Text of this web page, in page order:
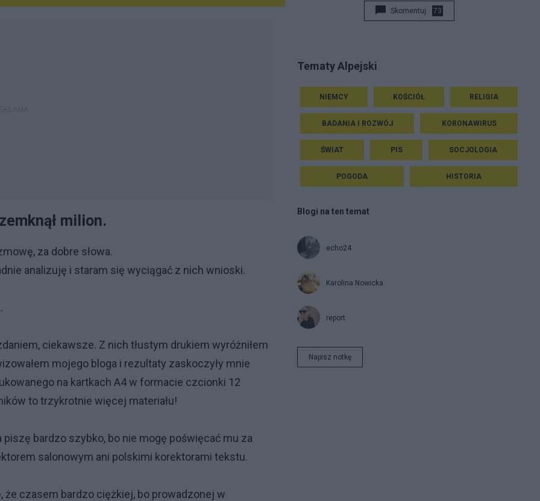
milion.
za dobre słowa.
analizuję i staram się wyciągać z nich wnioski.
ciekawsze. Z nich tłustym drukiem wyróżniłem
mojego bloga i rezultaty zaskoczyły mnie
na kartkach A4 w formacie czcionki 12
to trzykrotnie więcej materiału!
bardzo szybko, bo nie mogę poświęcać mu za
salonowym ani polskimi korektorami tekstu.
czasem bardzo ciężkiej, bo prowadzonej w
Skomentuj 73
Tematy Alpejski
NIEMCY KOŚCIÓŁ RELIGIA
BADANIA I ROZWÓJ KORONAWIRUS
ŚWIAT PIS SOCJOLOGIA
POGODA HISTORIA
Blogi na ten temat
echo24
Karolina Nowicka
report
Napisz notkę